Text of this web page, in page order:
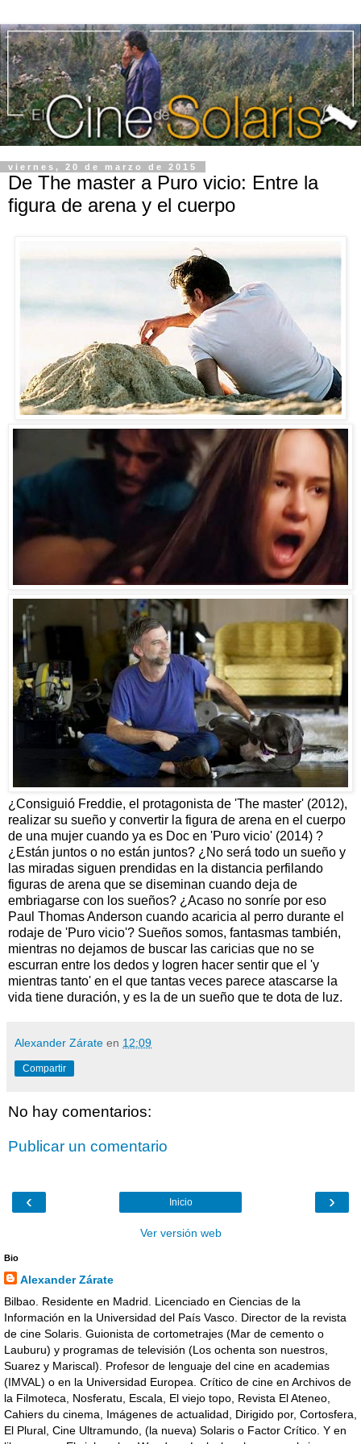
viernes, 20 de marzo de 2015
De The master a Puro vicio: Entre la
figura de arena y el cuerpo
¿Consiguió Freddie, el protagonista de 'The master' (2012),
realizar su sueño y convertir la figura de arena en el cuerpo
de una mujer cuando ya es Doc en 'Puro vicio' (2014) ?
¿Están juntos o no están juntos? ¿No será todo un sueño y
las miradas siguen prendidas en la distancia perfilando
figuras de arena que se diseminan cuando deja de
embriagarse con los sueños? ¿Acaso no sonríe por eso
Paul Thomas Anderson cuando acaricia al perro durante el
rodaje de 'Puro vicio'? Sueños somos, fantasmas también,
mientras no dejamos de buscar las caricias que no se
escurran entre los dedos y logren hacer sentir que el 'y
mientras tanto' en el que tantas veces parece atascarse la
vida tiene duración, y es la de un sueño que te dota de luz.
Alexander Zárate en 12:09
Compartir
No hay comentarios:
Publicar un comentario
‹ ›
Inicio
Ver versión web
Bio
Alexander Zárate
Bilbao. Residente en Madrid. Licenciado en Ciencias de la
Información en la Universidad del País Vasco. Director de la revista
de cine Solaris. Guionista de cortometrajes (Mar de cemento o
Lauburu) y programas de televisión (Los ochenta son nuestros,
Suarez y Mariscal). Profesor de lenguaje del cine en academias
(IMVAL) o en la Universidad Europea. Crítico de cine en Archivos de
la Filmoteca, Nosferatu, Escala, El viejo topo, Revista El Ateneo,
Cahiers du cinema, Imágenes de actualidad, Dirigido por, Cortosfera,
El Plural, Cine Ultramundo, (la nueva) Solaris o Factor Crítico. Y en